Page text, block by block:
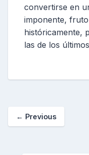
convertirse en
imponente,
históricamente,
las de los
← Previous